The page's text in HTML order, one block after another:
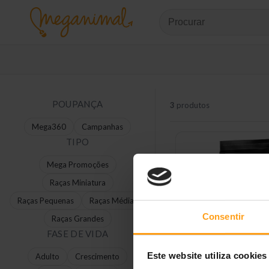
Consentir
Este website utiliza cookies
POUPANÇA
Mega360 Campanhas
TIPO
Mega Promoções
Raças Miniatura
Raças Pequenas
Raças Médias
Raças Grandes
FASE DE VIDA
Adulto
Crescimento
3 produtos